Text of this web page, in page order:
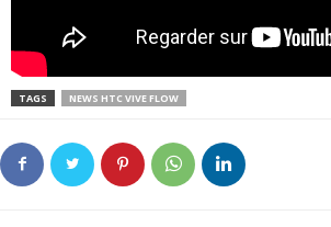
TAGS NEWS HTC VIVE FLOW